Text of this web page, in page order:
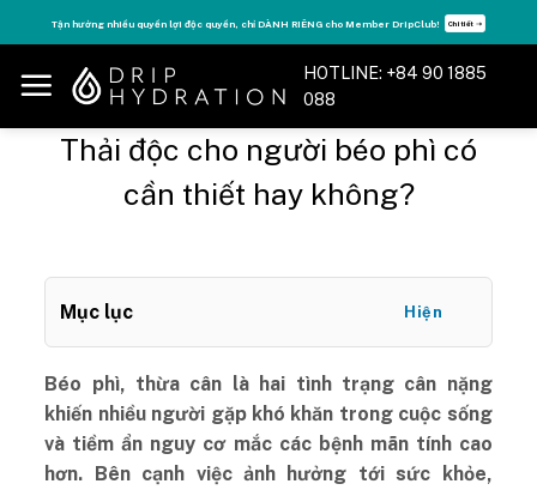
to
content
Tận hưởng nhiều quyền lợi độc quyền, chỉ DÀNH RIÊNG cho Member DripClub! Chi tiết ➝
HOTLINE: +84 90 1885
088
Thải độc cho người béo phì có
cần thiết hay không?
Mục lục Hiện
Béo phì, thừa cân là hai tình trạng cân nặng
khiến nhiều người gặp khó khăn trong cuộc sống
và tiềm ẩn nguy cơ mắc các bệnh mãn tính cao
hơn. Bên cạnh việc ảnh hưởng tới sức khỏe,